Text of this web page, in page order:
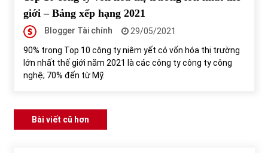
giới – Bảng xếp hạng 2021
Blogger Tài chính
29/05/2021
90% trong Top 10 công ty niêm yết có vốn hóa thị trường
lớn nhất thế giới năm 2021 là các công ty công ty công
nghệ; 70% đến từ Mỹ.
ĐiềuBài viết cũ hơn